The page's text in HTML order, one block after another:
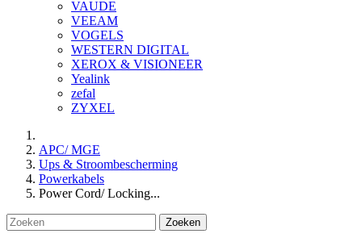
VAUDE
VEEAM
VOGELS
WESTERN DIGITAL
XEROX & VISIONEER
Yealink
zefal
ZYXEL
APC/ MGE
Ups & Stroombescherming
Powerkabels
Power Cord/ Locking...
Zoeken